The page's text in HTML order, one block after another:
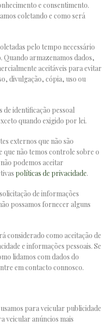
e consentimento.
coletando e como será
pelo tempo necessário
armazenamos dados,
aceitáveis ​​para evitar
divulgação, cópia, uso ou
identificação pessoal
quando exigido por lei.
externos que não são
que não temos controle sobre o
podemos aceitar
políticas de privacidade.
de informações
possamos fornecer alguns
considerado como aceitação de
e informações pessoais. Se
lidamos com dados do
em contacto connosco.
para veicular publicidade
veicular anúncios mais